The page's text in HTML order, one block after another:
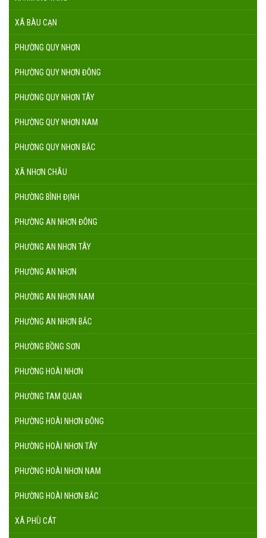
XÃ BÀU CẠN
PHƯỜNG QUY NHƠN
PHƯỜNG QUY NHƠN ĐÔNG
PHƯỜNG QUY NHƠN TÂY
PHƯỜNG QUY NHƠN NAM
PHƯỜNG QUY NHƠN BẮC
XÃ NHƠN CHÂU
PHƯỜNG BÌNH ĐỊNH
PHƯỜNG AN NHƠN ĐÔNG
PHƯỜNG AN NHƠN TÂY
PHƯỜNG AN NHƠN
PHƯỜNG AN NHƠN NAM
PHƯỜNG AN NHƠN BẮC
PHƯỜNG BỒNG SƠN
PHƯỜNG HOÀI NHƠN
PHƯỜNG TAM QUAN
PHƯỜNG HOÀI NHƠN ĐÔNG
PHƯỜNG HOÀI NHƠN TÂY
PHƯỜNG HOÀI NHƠN NAM
PHƯỜNG HOÀI NHƠN BẮC
XÃ PHÙ CÁT